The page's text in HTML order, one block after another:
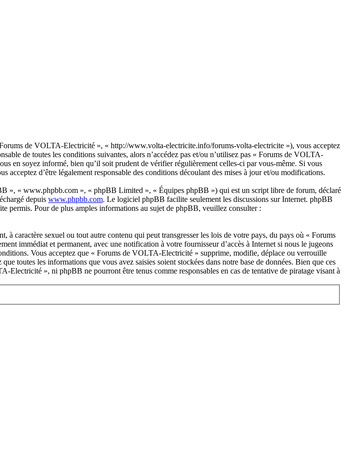
de VOLTA-Electricité », « http://www.volta-electricite.info/forums-volta-electricite »), vous acceptez
de toutes les conditions suivantes, alors n’accédez pas et/ou n’utilisez pas « Forums de VOLTA-
en soyez informé, bien qu’il soit prudent de vérifier régulièrement celles-ci par vous-même. Si vous
d’être légalement responsable des conditions découlant des mises à jour et/ou modifications.
», « www.phpbb.com », « phpBB Limited », « Équipes phpBB ») qui est un script libre de forum, déclaré
depuis www.phpbb.com. Le logiciel phpBB facilite seulement les discussions sur Internet. phpBB
permis. Pour de plus amples informations au sujet de phpBB, veuillez consulter :
caractère sexuel ou tout autre contenu qui peut transgresser les lois de votre pays, du pays où « Forums
immédiat et permanent, avec une notification à votre fournisseur d’accès à Internet si nous le jugeons
Vous acceptez que « Forums de VOLTA-Electricité » supprime, modifie, déplace ou verrouille
toutes les informations que vous avez saisies soient stockées dans notre base de données. Bien que ces
», ni phpBB ne pourront être tenus comme responsables en cas de tentative de piratage visant à